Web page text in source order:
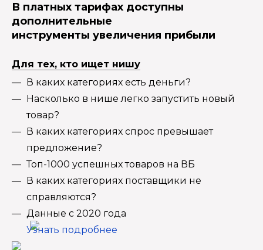
В платных тарифах доступны
дополнительные
инструменты увеличения прибыли
Для тех, кто ищет нишу
В каких категориях есть деньги?
Насколько в нише легко запустить новый
товар?
В каких категориях спрос превышает
предложение?
Топ-1000 успешных товаров на ВБ
В каких категориях поставщики не
справляются?
Данные с 2020 года
Узнать подробнее